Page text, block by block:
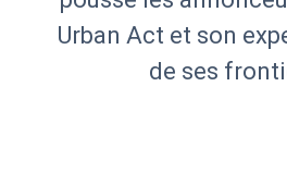
Urban Act et son
de ses